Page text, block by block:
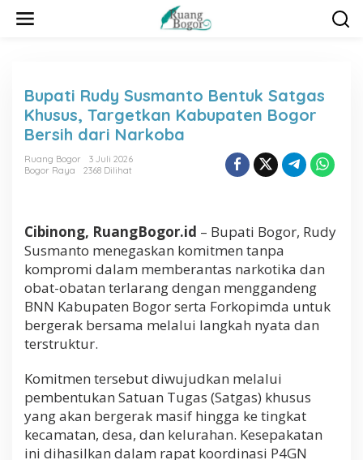
Bupati Rudy Susmanto Bentuk Satgas
Khusus, Targetkan Kabupaten Bogor
Bersih dari Narkoba
Ruang Bogor
3 Juli 2026
Bogor Raya
2368 Dilihat
Cibinong, RuangBogor.id – Bupati Bogor, Rudy
Susmanto menegaskan komitmen tanpa
kompromi dalam memberantas narkotika dan
obat-obatan terlarang dengan menggandeng
BNN Kabupaten Bogor serta Forkopimda untuk
bergerak bersama melalui langkah nyata dan
terstruktur.
Komitmen tersebut diwujudkan melalui
pembentukan Satuan Tugas (Satgas) khusus
yang akan bergerak masif hingga ke tingkat
kecamatan, desa, dan kelurahan. Kesepakatan
ini dihasilkan dalam rapat koordinasi P4GN